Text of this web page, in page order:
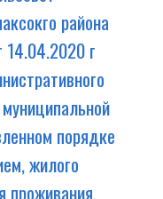
района
14.04.2020 г
порядке
жилого
проживания,